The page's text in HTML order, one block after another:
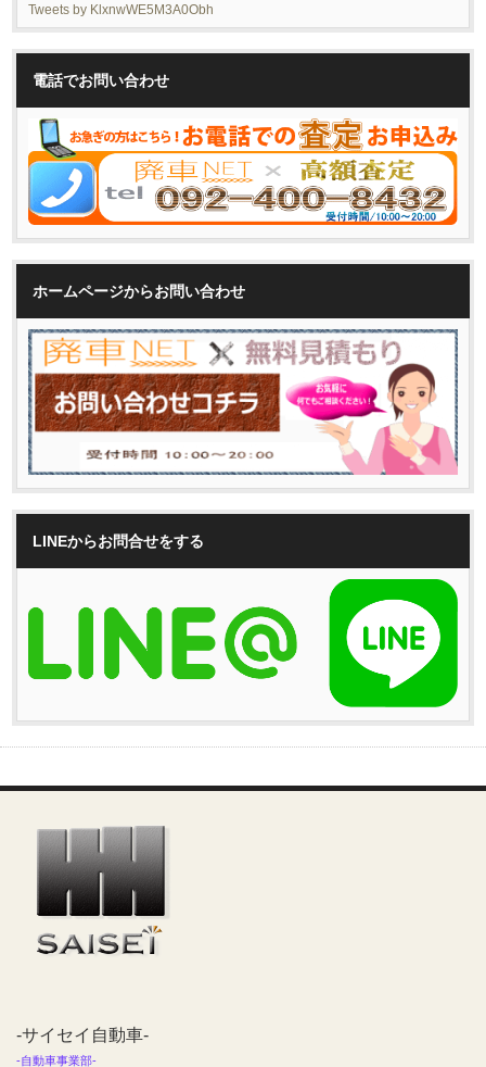
Tweets by KlxnwWE5M3A0Obh
電話でお問い合わせ
ホームページからお問い合わせ
LINEからお問合せをする
-サイセイ自動車-
-自動車事業部-